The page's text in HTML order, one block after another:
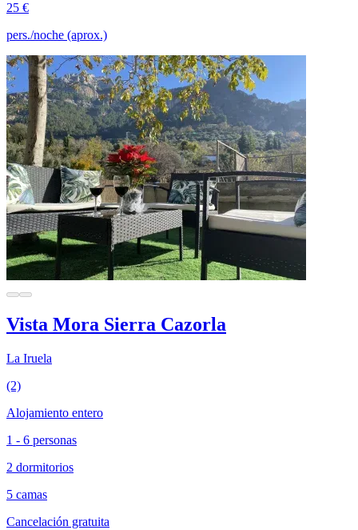
25 €
pers./noche (aprox.)
Vista Mora Sierra Cazorla
La Iruela
(2)
Alojamiento entero
1 - 6 personas
2 dormitorios
5 camas
Cancelación gratuita